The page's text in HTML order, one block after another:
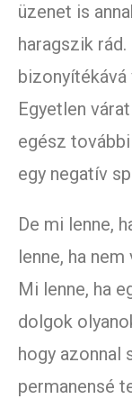
üzenet is
haragszik
Egyetlen
egész
egy negatív
De mi lenne,
lenne, ha
Mi lenne, ha
dolgok
hogy azonnal
permanensé